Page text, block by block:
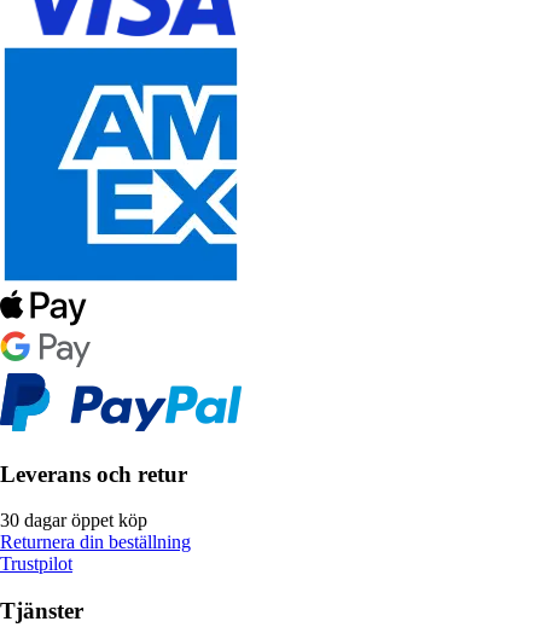
Leverans och retur
30 dagar öppet köp
Returnera din beställning
Trustpilot
Tjänster